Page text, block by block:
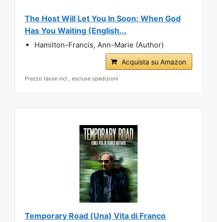
The Host Will Let You In Soon: When God
Has You Waiting (English...
Hamilton-Francis, Ann-Marie (Author)
Acquista su Amazon
Prezzo tasse incl., escluse spedizioni
Temporary Road (Una) Vita di Franco